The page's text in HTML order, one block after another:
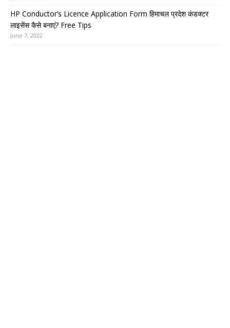
HP Conductor’s Licence Application Form हिमाचल प्रदेश कंडक्टर
लाइसेंस कैसे बनाएं? Free Tips
June 7, 2022